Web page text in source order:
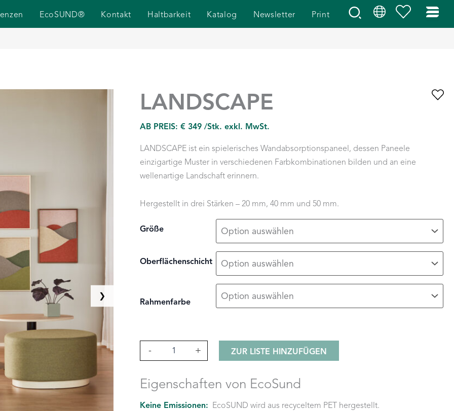
EcoSUND® Kontakt Haltbarkeit Katalog Newsletter Print
❯
LANDSCAPE
AB PREIS:€ 349 /Stk. exkl. MwSt.
LANDSCAPE ist ein spielerisches Wandabsorptionspaneel, dessen Paneele
einzigartige Muster in verschiedenen Farbkombinationen bilden und an eine
wellenartige Landschaft erinnern.
Hergestellt in drei Stärken – 20 mm, 40 mm und 50 mm.
Größe
Oberflächenschicht
Rahmenfarbe
- + ZUR LISTE HINZUFÜGEN
Eigenschaften von EcoSund
Keine Emissionen: EcoSUND wird aus recyceltem PET hergestellt.